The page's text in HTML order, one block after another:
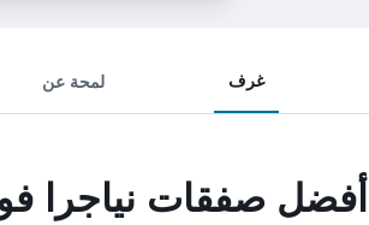
غرف لمحة عن
أفضل صفقات نياجرا